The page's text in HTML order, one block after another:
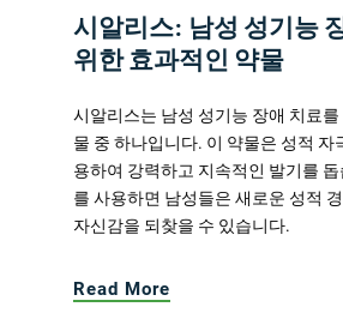
시알리스: 남성 성기능
위한 효과적인 약물
시알리스는 남성 성기능 장애 치료를
물 중 하나입니다. 이 약물은 성적 자
용하여 강력하고 지속적인 발기를
를 사용하면 남성들은 새로운 성적
자신감을 되찾을 수 있습니다.
Read More